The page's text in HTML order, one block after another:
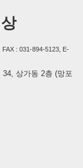
: 031-894-5123, E-
상가동 2층 (망포